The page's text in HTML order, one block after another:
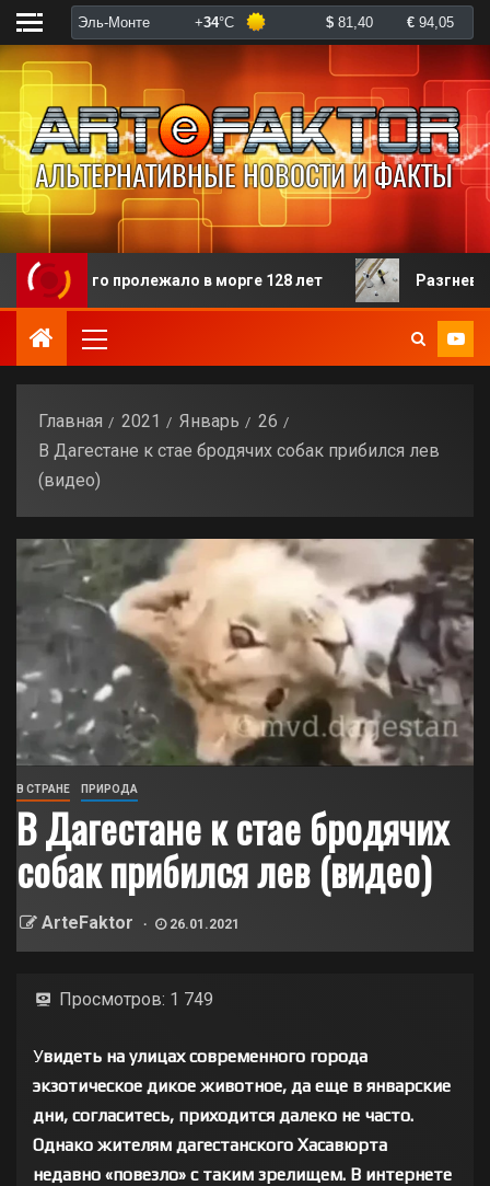
пролежало в морге 128 лет Разгневанная
Главная 2021 Январь
26
В Дагестане к стае бродячих собак прибился лев
(видео)
В СТРАНЕ ПРИРОДА
В Дагестане к стае бродячих
собак прибился лев (видео)
ArteFaktor 26.01.2021
Просмотров: 1 749
Увидеть на улицах современного города
экзотическое дикое животное, да еще в январские
дни, согласитесь, приходится далеко не часто.
Однако жителям дагестанского Хасавюрта
недавно «повезло» с таким зрелищем. В интернете